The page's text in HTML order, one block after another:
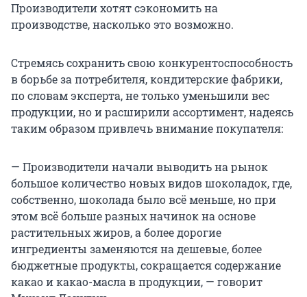
Производители хотят сэкономить на
производстве, насколько это возможно.
Стремясь сохранить свою конкурентоспособность
в борьбе за потребителя, кондитерские фабрики,
по словам эксперта, не только уменьшили вес
продукции, но и расширили ассортимент, надеясь
таким образом привлечь внимание покупателя:
— Производители начали выводить на рынок
большое количество новых видов шоколадок, где,
собственно, шоколада было всё меньше, но при
этом всё больше разных начинок на основе
растительных жиров, а более дорогие
ингредиенты заменяются на дешевые, более
бюджетные продукты, сокращается содержание
какао и какао-масла в продукции, — говорит